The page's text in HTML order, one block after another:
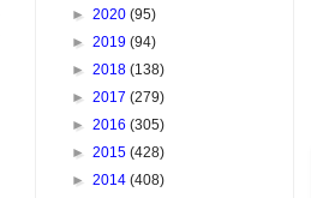
► 2020 (95)
► 2019 (94)
► 2018 (138)
► 2017 (279)
► 2016 (305)
► 2015 (428)
► 2014 (408)